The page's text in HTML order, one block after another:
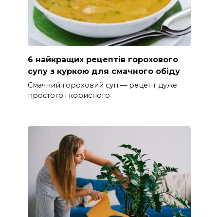
6 найкращих рецептів горохового
супу з куркою для смачного обіду
Смачний гороховий суп — рецепт дуже
простого і корисного